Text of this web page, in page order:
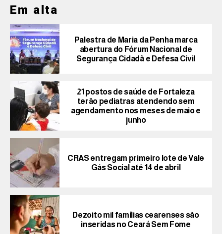
Em alta
Palestra de Maria da Penha marca
abertura do Fórum Nacional de
Segurança Cidadã e Defesa Civil
21 postos de saúde de Fortaleza
terão pediatras atendendo sem
agendamento nos meses de maio e
junho
CRAS entregam primeiro lote de Vale
Gás Social até 14 de abril
Dezoito mil famílias cearenses são
inseridas no Ceará Sem Fome